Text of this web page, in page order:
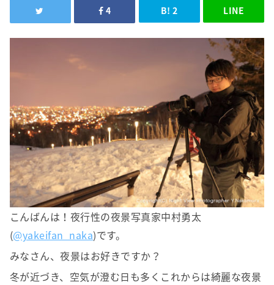
4 B! 2 LINE
こんばんは！夜行性の夜景写真家中村勇太
(@yakeifan_naka)です。
みなさん、夜景はお好きですか？
冬が近づき、空気が澄む日も多くこれからは綺麗な夜景